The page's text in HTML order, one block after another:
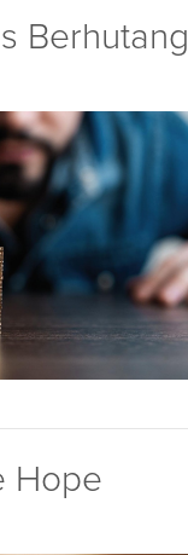
Berhutang
Hope